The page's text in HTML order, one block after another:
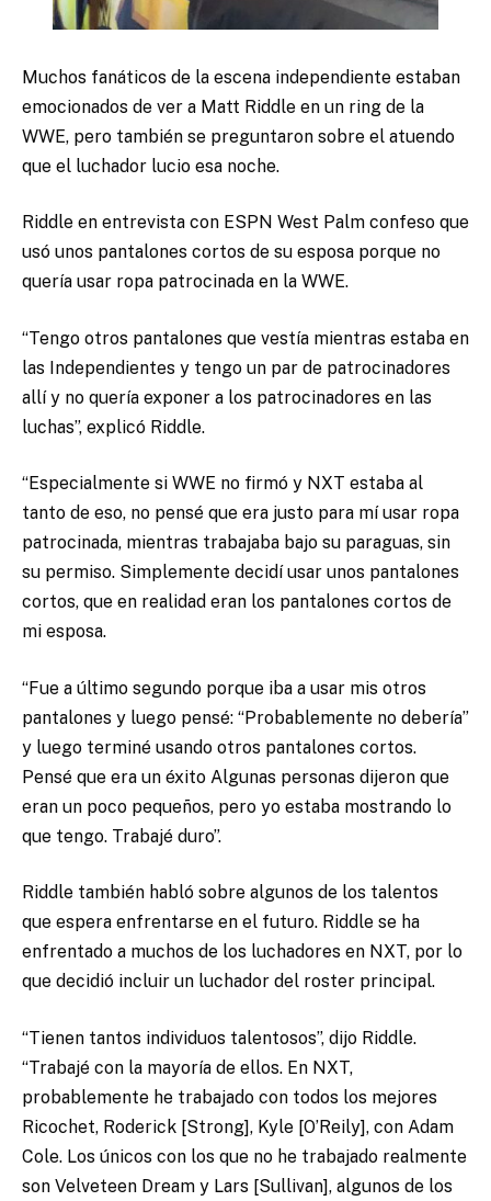
Muchos fanáticos de la escena independiente estaban
emocionados de ver a Matt Riddle en un ring de la
WWE, pero también se preguntaron sobre el atuendo
que el luchador lucio esa noche.
Riddle en entrevista con ESPN West Palm confeso que
usó unos pantalones cortos de su esposa porque no
quería usar ropa patrocinada en la WWE.
“Tengo otros pantalones que vestía mientras estaba en
las Independientes y tengo un par de patrocinadores
allí y no quería exponer a los patrocinadores en las
luchas”, explicó Riddle.
“Especialmente si WWE no firmó y NXT estaba al
tanto de eso, no pensé que era justo para mí usar ropa
patrocinada, mientras trabajaba bajo su paraguas, sin
su permiso. Simplemente decidí usar unos pantalones
cortos, que en realidad eran los pantalones cortos de
mi esposa.
“Fue a último segundo porque iba a usar mis otros
pantalones y luego pensé: “Probablemente no debería”
y luego terminé usando otros pantalones cortos.
Pensé que era un éxito Algunas personas dijeron que
eran un poco pequeños, pero yo estaba mostrando lo
que tengo. Trabajé duro”.
Riddle también habló sobre algunos de los talentos
que espera enfrentarse en el futuro. Riddle se ha
enfrentado a muchos de los luchadores en NXT, por lo
que decidió incluir un luchador del roster principal.
“Tienen tantos individuos talentosos”, dijo Riddle.
“Trabajé con la mayoría de ellos. En NXT,
probablemente he trabajado con todos los mejores
Ricochet, Roderick [Strong], Kyle [O’Reily], con Adam
Cole. Los únicos con los que no he trabajado realmente
son Velveteen Dream y Lars [Sullivan], algunos de los